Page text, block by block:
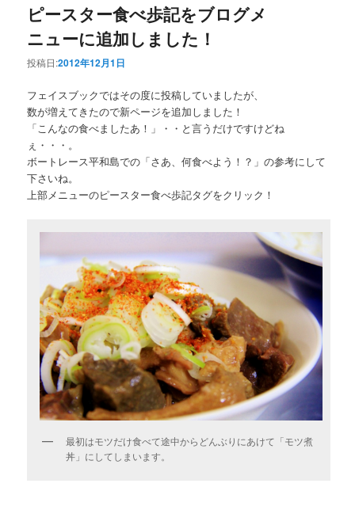
ピースター食べ歩記をブログメ
ニューに追加しました！
投稿日:2012年12月1日
フェイスブックではその度に投稿していましたが、
数が増えてきたので新ページを追加しました！
「こんなの食べましたあ！」・・と言うだけですけどね
ぇ・・・。
ボートレース平和島での「さあ、何食べよう！？」の参考にして
下さいね。
上部メニューのピースター食べ歩記タグをクリック！
最初はモツだけ食べて途中からどんぶりにあけて「モツ煮
丼」にしてしまいます。